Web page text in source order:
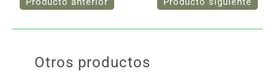
Otros productos